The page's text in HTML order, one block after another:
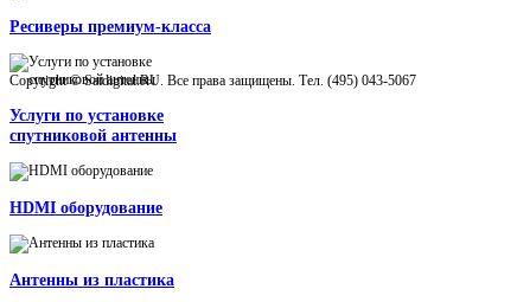
Ресиверы премиум-класса
Услуги по установке
спутниковой антенны
HDMI оборудование
Антенны из пластика
Copyright © Satdigital.RU. Все права защищены. Тел. (495) 043-5067